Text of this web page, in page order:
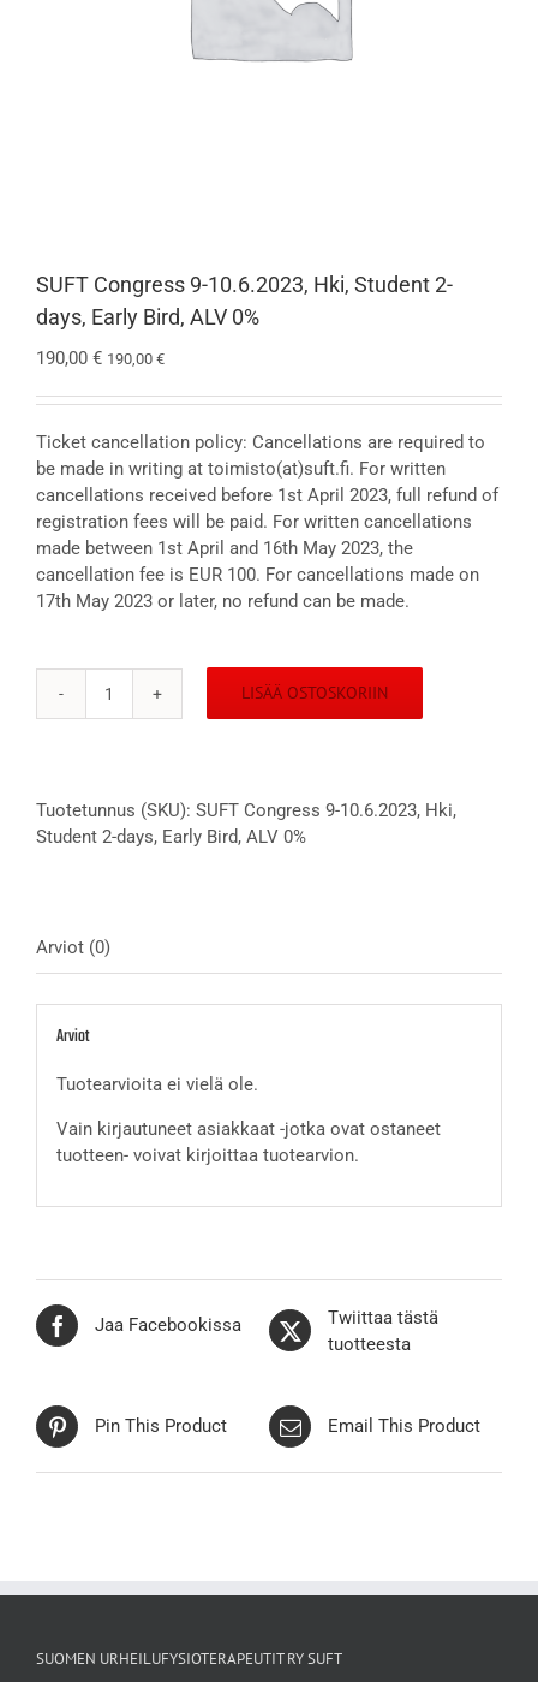
SUFT Congress 9-10.6.2023, Hki, Student 2-
days, Early Bird, ALV 0%
190,00 € 190,00 €
Ticket cancellation policy: Cancellations are required to
be made in writing at toimisto(at)suft.fi. For written
cancellations received before 1st April 2023, full refund of
registration fees will be paid. For written cancellations
made between 1st April and 16th May 2023, the
cancellation fee is EUR 100. For cancellations made on
17th May 2023 or later, no refund can be made.
SUFT
Hki,
Student
Bird,
ALV
LISÄÄ OSTOSKORIIN
Tuotetunnus (SKU): SUFT Congress 9-10.6.2023, Hki,
Student 2-days, Early Bird, ALV 0%
Arviot (0)
Arviot
Tuotearvioita ei vielä ole.
Vain kirjautuneet asiakkaat -jotka ovat ostaneet
tuotteen- voivat kirjoittaa tuotearvion.
Jaa Facebookissa
Twiittaa tästä
tuotteesta
Pin This Product Email This Product
SUOMEN URHEILUFYSIOTERAPEUTIT RY SUFT